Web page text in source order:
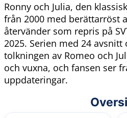
Ronny och Julia, den
från 2000 med berättarröst
återvänder som repris på
2025. Serien med 24
tolkningen av Romeo och
och vuxna, och fansen ser
uppdateringar.